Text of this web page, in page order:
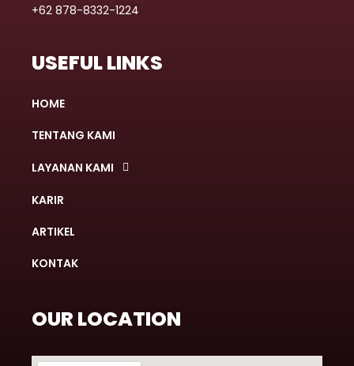
+62 878-8332-1224
USEFUL LINKS
HOME
TENTANG KAMI
LAYANAN KAMI
KARIR
ARTIKEL
KONTAK
OUR LOCATION